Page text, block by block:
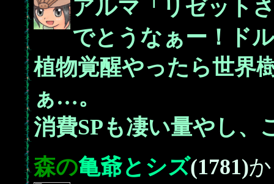
アルマ「リゼット
でとうなぁー！ド
植物覚醒やったら世界
ぁ…。
消費SPも凄い量やし、
森の亀爺とシズ(1781)